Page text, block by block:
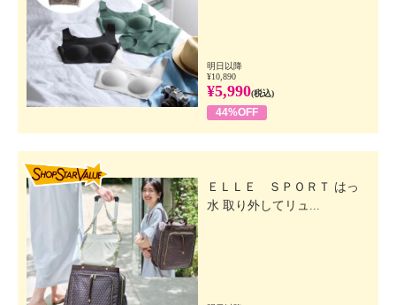
明日以降
¥10,890
¥5,990(税込)
44%OFF
ＥＬＬＥ ＳＰＯＲＴ はっ
水 取り外してリュ...